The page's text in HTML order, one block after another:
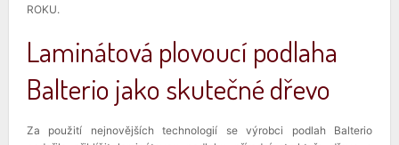
ROKU.
Laminátová plovoucí podlaha
Balterio jako skutečné dřevo
Za použití nejnovějších technologií se výrobci podlah Balterio